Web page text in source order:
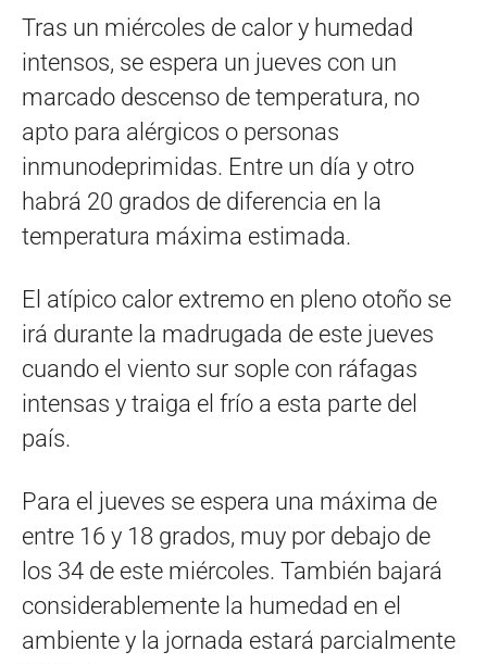
Tras un miércoles de calor y humedad
intensos, se espera un jueves con un
marcado descenso de temperatura, no
apto para alérgicos o personas
inmunodeprimidas. Entre un día y otro
habrá 20 grados de diferencia en la
temperatura máxima estimada.
El atípico calor extremo en pleno otoño se
irá durante la madrugada de este jueves
cuando el viento sur sople con ráfagas
intensas y traiga el frío a esta parte del
país.
Para el jueves se espera una máxima de
entre 16 y 18 grados, muy por debajo de
los 34 de este miércoles. También bajará
considerablemente la humedad en el
ambiente y la jornada estará parcialmente